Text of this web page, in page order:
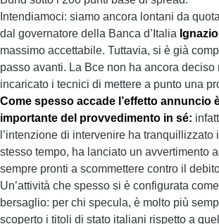
Intendiamoci: siamo ancora lontani da
dal governatore della Banca d’Italia
massimo accettabile. Tuttavia, si è già
passo avanti. La Bce non ha ancora deciso
incaricato i tecnici di mettere a punto una
Come spesso accade l’effetto annuncio
importante del provvedimento in sé:
l’intenzione di intervenire ha tranquillizzato
stesso tempo, ha lanciato un avvertimento
sempre pronti a scommettere contro il
Un’attività che spesso si è configurata
bersaglio: per chi specula, è molto più
scoperto i titoli di stato italiani rispetto a